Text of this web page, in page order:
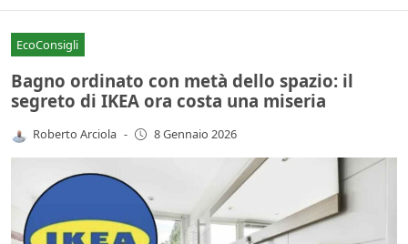
EcoConsigli
Bagno ordinato con metà dello spazio: il
segreto di IKEA ora costa una miseria
Roberto Arciola - 8 Gennaio 2026